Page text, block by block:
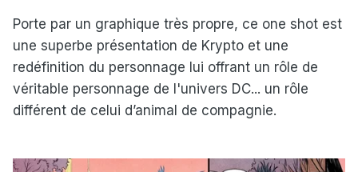
Porte par un graphique très propre, ce one shot est
une superbe présentation de Krypto et une
redéfinition du personnage lui offrant un rôle de
véritable personnage de l'univers DC... un rôle
différent de celui d’animal de compagnie.